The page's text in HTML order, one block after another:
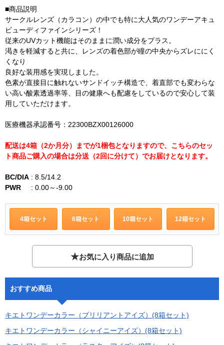
■商品説明
サークルレンズ（カラコン）の中でも特に大人気のワンデーアキュ
ビューディファインシリーズ！
従来のUVカット機能はそのままに潤い成分をプラス。
渇きを軽減すると共に、レンズの着色部が瞳の中央からズレににく
くなり
良好な装用感を実現しました。
色素が直接目に触れないサンドイッチ構造で、着直部でも変わらな
い高い酸素透過率等、目の健康へも配慮をしているので安心して装
用していただけます。
医療機器承認番号：22300BZX00126000
配送は4箱（2か月分）までが1梱包となりますので、こちらのセッ
ト商品ご購入の場合は分送（2回に分けて）でお届けとなります。
BC/DIA : 8.5/14.2
PWR
: 0.00～-9.00
4箱セット 6箱セット 10箱セット 12箱セット
★お気に入り商品に追加
おすすめ商品
キエトワンデーカラー（ブリリアントアイズ）(8箱セット)
キエトワンデーカラー（シャイニーアイズ）(8箱セット)